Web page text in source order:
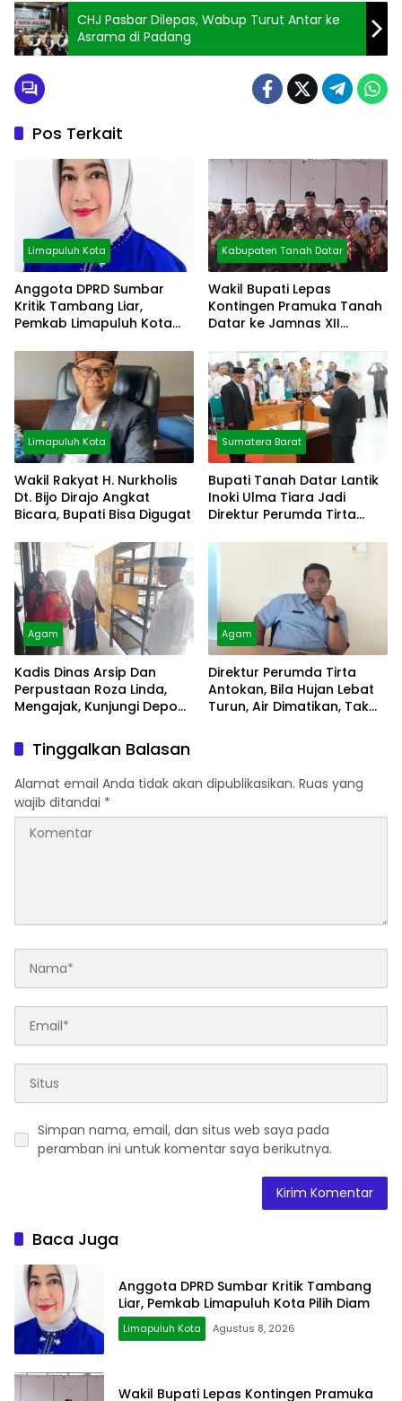
CHJ Pasbar Dilepas, Wabup Turut Antar ke
Asrama di Padang
Pos Terkait
Limapuluh Kota
Anggota DPRD Sumbar
Kritik Tambang Liar,
Pemkab Limapuluh Kota
Kabupaten Tanah Datar
Wakil Bupati Lepas
Kontingen Pramuka Tanah
Datar ke Jamnas XII
Limapuluh Kota
Wakil Rakyat H. Nurkholis
Dt. Bijo Dirajo Angkat
Bicara, Bupati Bisa Digugat
Sumatera Barat
Bupati Tanah Datar Lantik
Inoki Ulma Tiara Jadi
Direktur Perumda Tirta
Agam
Kadis Dinas Arsip Dan
Perpustaan Roza Linda,
Mengajak, Kunjungi Depo
Agam
Direktur Perumda Tirta
Antokan, Bila Hujan Lebat
Turun, Air Dimatikan, Tak
Tinggalkan Balasan
Alamat email Anda tidak akan dipublikasikan. Ruas yang
wajib ditandai *
Simpan nama, email, dan situs web saya pada
peramban ini untuk komentar saya berikutnya.
Baca Juga
Anggota DPRD Sumbar Kritik Tambang
Liar, Pemkab Limapuluh Kota Pilih Diam
Limapuluh Kota Agustus 8, 2026
Wakil Bupati Lepas Kontingen Pramuka